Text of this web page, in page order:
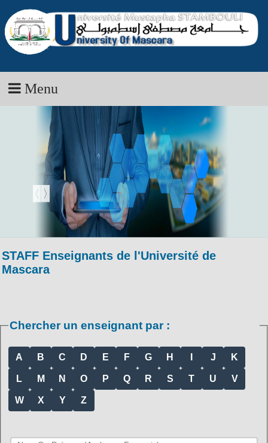
Menu
STAFF Enseignants de l'Université de
Mascara
Chercher un enseignant par :
A B C D E F G H J K
L M N O P Q R S T U V
W X Y Z